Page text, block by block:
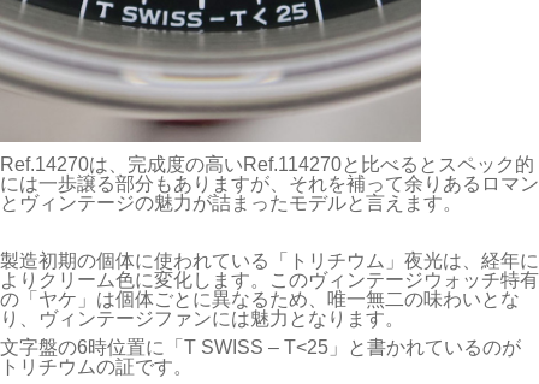
Ref.14270は、完成度の高いRef.114270と比べるとスペック的
には一歩譲る部分もありますが、それを補って余りあるロマン
とヴィンテージの魅力が詰まったモデルと言えます。
製造初期の個体に使われている「トリチウム」夜光は、経年に
よりクリーム色に変化します。このヴィンテージウォッチ特有
の「ヤケ」は個体ごとに異なるため、唯一無二の味わいとな
り、ヴィンテージファンには魅力となります。
文字盤の6時位置に「T SWISS – T<25」と書かれているのが
トリチウムの証です。